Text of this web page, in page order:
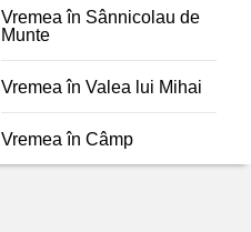
Vremea în Sânnicolau de
Munte
Vremea în Valea lui Mihai
Vremea în Câmp